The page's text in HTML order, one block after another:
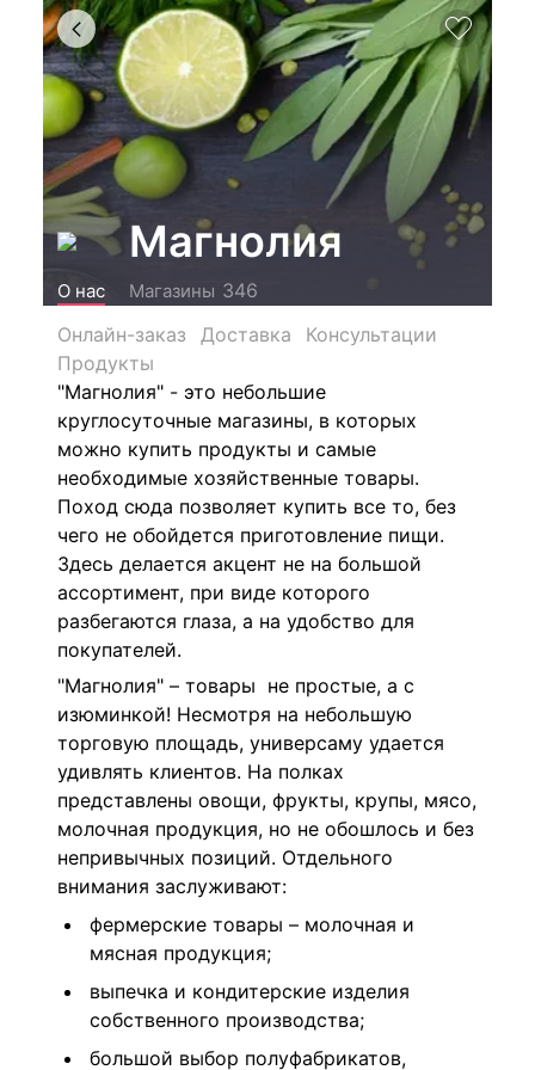
Магнолия
О нас Магазины 346
Онлайн-заказ
Доставка
Консультации
Продукты
"Магнолия" - это небольшие
круглосуточные магазины, в которых
можно купить продукты и самые
необходимые хозяйственные товары.
Поход сюда позволяет купить все то, без
чего не обойдется приготовление пищи.
Здесь делается акцент не на большой
ассортимент, при виде которого
разбегаются глаза, а на удобство для
покупателей.
"Магнолия" – товары не простые, а с
изюминкой! Несмотря на небольшую
торговую площадь, универсаму удается
удивлять клиентов. На полках
представлены овощи, фрукты, крупы, мясо,
молочная продукция, но не обошлось и без
непривычных позиций. Отдельного
внимания заслуживают:
фермерские товары – молочная и
мясная продукция;
выпечка и кондитерские изделия
собственного производства;
большой выбор полуфабрикатов,